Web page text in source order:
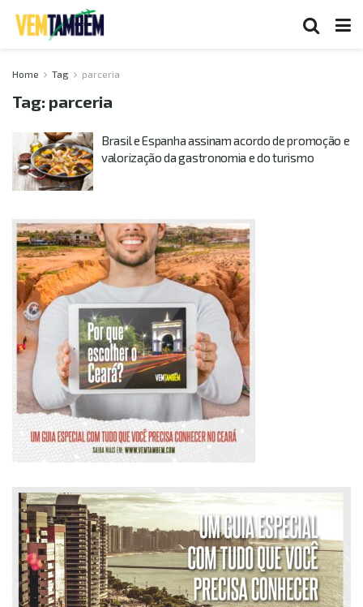
Home Tag parceria
Tag: parceria
Brasil e Espanha assinam acordo de promoção e
valorização da gastronomia e do turismo